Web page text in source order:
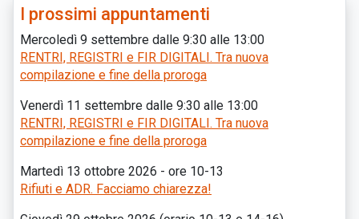
I prossimi appuntamenti
Mercoledì 9 settembre dalle 9:30 alle 13:00
RENTRI, REGISTRI e FIR DIGITALI. Tra nuova
compilazione e fine della proroga
Venerdì 11 settembre dalle 9:30 alle 13:00
RENTRI, REGISTRI e FIR DIGITALI. Tra nuova
compilazione e fine della proroga
Martedì 13 ottobre 2026 - ore 10-13
Rifiuti e ADR. Facciamo chiarezza!